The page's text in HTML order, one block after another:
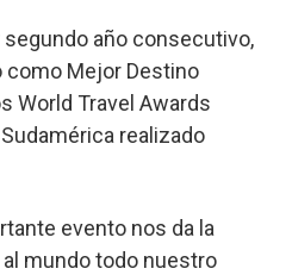
segundo año consecutivo,
como Mejor Destino
World Travel Awards
realizado
evento nos da la
mundo todo nuestro